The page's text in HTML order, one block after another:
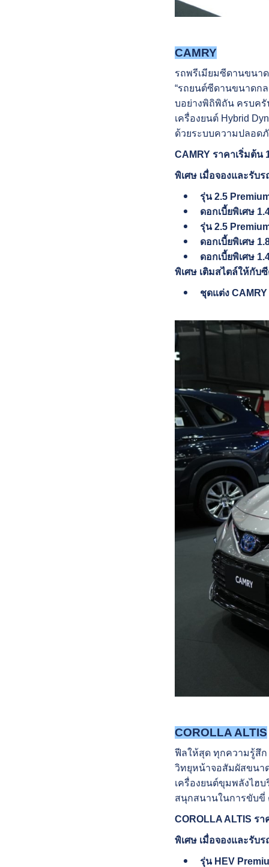
CAMRY
รถพรีเมียมซีดานขนา
“รถยนต์ซีดานขนาดก
บอย่างพิถิพิถัน ครบครั
เครื่องยนต์ Hybrid
ด้วยระบบความปลอดภั
CAMRY ราคาเริ่มต้น
พิเศษ เมื่อจองและรับ
รุ่น 2.5
ดอกเบี้ยพิเศษ
รุ่น 2.5
ดอกเบี้ยพิเศษ
ดอกเบี้ยพิเศษ
พิเศษ เติมสไตล์ให้กับ
ชุดแต่ง
COROLLA ALTIS
ฟีลให้สุด ทุกความรู้สึก
วิทยุหน้าจอสัมผัสขนา
เครื่องยนต์ขุมพลังไฮ
สนุกสนานในการขับขี่
COROLLA ALTIS ร
พิเศษ เมื่อจองและรับ
รุ่น HEV